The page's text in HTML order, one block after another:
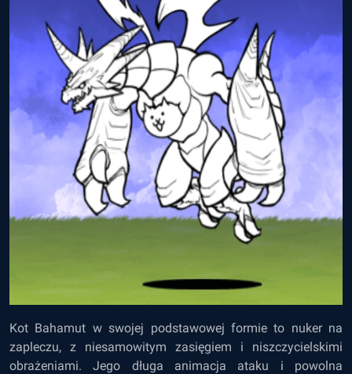
Kot Bahamut w swojej podstawowej formie to nuker na
zapleczu, z niesamowitym zasięgiem i niszczycielskimi
obrażeniami. Jego długa animacja ataku i powolna